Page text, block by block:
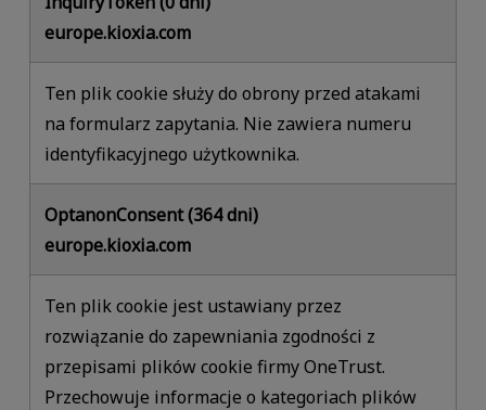
europe.kioxia.com
Ten plik cookie służy do obrony przed atakami
na formularz zapytania. Nie zawiera numeru
identyfikacyjnego użytkownika.
OptanonConsent (364 dni)
europe.kioxia.com
Ten plik cookie jest ustawiany przez
rozwiązanie do zapewniania zgodności z
przepisami plików cookie firmy OneTrust.
Przechowuje informacje o kategoriach plików